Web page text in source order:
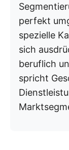
perfekt
spezielle
sich
beruflich
spricht